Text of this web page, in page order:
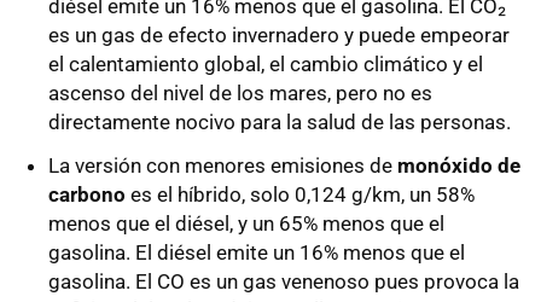
diésel emite un 16% menos que el gasolina. El CO₂
es un gas de efecto invernadero y puede empeorar
el calentamiento global, el cambio climático y el
ascenso del nivel de los mares, pero no es
directamente nocivo para la salud de las personas.
La versión con menores emisiones de monóxido de
carbono es el híbrido, solo 0,124 g/km, un 58%
menos que el diésel, y un 65% menos que el
gasolina. El diésel emite un 16% menos que el
gasolina. El CO es un gas venenoso pues provoca la